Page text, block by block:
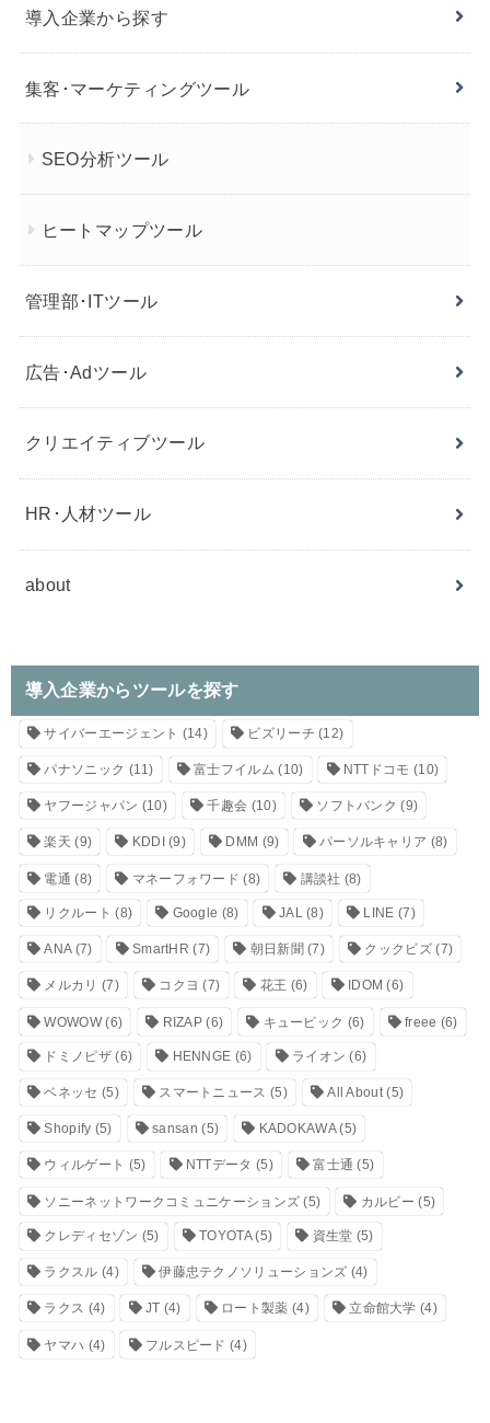
導入企業から探す
集客･マーケティングツール
SEO分析ツール
ヒートマップツール
管理部･ITツール
広告･Adツール
クリエイティブツール
HR･人材ツール
about
導入企業からツールを探す
サイバーエージェント (14) ビズリーチ (12)
パナソニック (11) 富士フイルム (10) NTTドコモ (10)
ヤフージャパン (10) 千趣会 (10) ソフトバンク (9)
楽天 (9) KDDI (9) DMM (9) パーソルキャリア (8)
電通 (8) マネーフォワード (8) 講談社 (8)
リクルート (8) Google (8) JAL(8) LINE (7)
ANA(7) SmartHR (7) 朝日新聞 (7) クックビズ(7)
メルカリ (7) コクヨ (7) 花王 (6) IDOM (6)
WOWOW(6) RIZAP (6) キュービック (6) freee (6)
ドミノピザ(6) HENNGE (6) ライオン (6)
ベネッセ (5) スマートニュース (5) All About(5)
Shopify (5) sansan (5) KADOKAWA(5)
ウィルゲート (5) NTTデータ (5) 富士通 (5)
ソニーネットワークコミュニケーションズ (5) カルビー (5)
クレディセゾン (5) TOYOTA(5) 資生堂 (5)
ラクスル (4) 伊藤忠テクノソリューションズ (4)
ラクス (4) JT (4) ロート製薬 (4) 立命館大学 (4)
ヤマハ (4) フルスピード (4)